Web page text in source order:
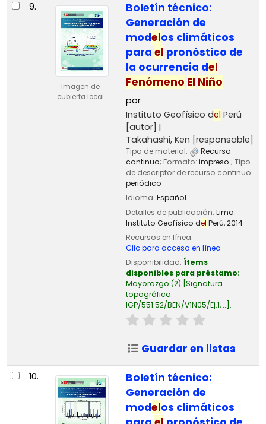
9.
Imagen de
cubierta local
Boletín técnico:
Generación de
modelos climáticos
para el pronóstico de
la ocurrencia del
Fenómeno El Niño
por
Instituto Geofísico del Perú
[autor]
Takahashi, Ken [responsable]
Tipo de material:
Recurso
continuo; Formato: impreso ; Tipo
de descriptor de recurso continuo:
periódico
Idioma: Español
Detalles de publicación: Lima:
Instituto Geofísico del Perú,2014-
Recursos en línea:
Clic para acceso en línea
Disponibilidad: Ítems
disponibles para préstamo:
Mayorazgo (2) Signatura
topográfica:
IGP/551.52/BEN/V1N05/Ej.1, .. .
Guardar en listas
10.
Boletín técnico:
Generación de
modelos climáticos